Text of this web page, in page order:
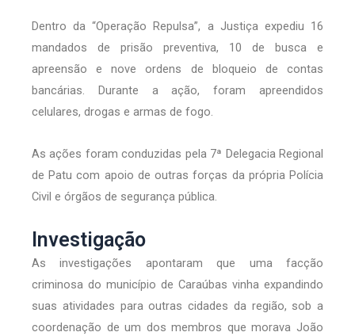
Dentro da “Operação Repulsa”, a Justiça expediu 16
mandados de prisão preventiva, 10 de busca e
apreensão e nove ordens de bloqueio de contas
bancárias. Durante a ação, foram apreendidos
celulares, drogas e armas de fogo.
As ações foram conduzidas pela 7ª Delegacia Regional
de Patu com apoio de outras forças da própria Polícia
Civil e órgãos de segurança pública.
Investigação
As investigações apontaram que uma facção
criminosa do município de Caraúbas vinha expandindo
suas atividades para outras cidades da região, sob a
coordenação de um dos membros que morava João